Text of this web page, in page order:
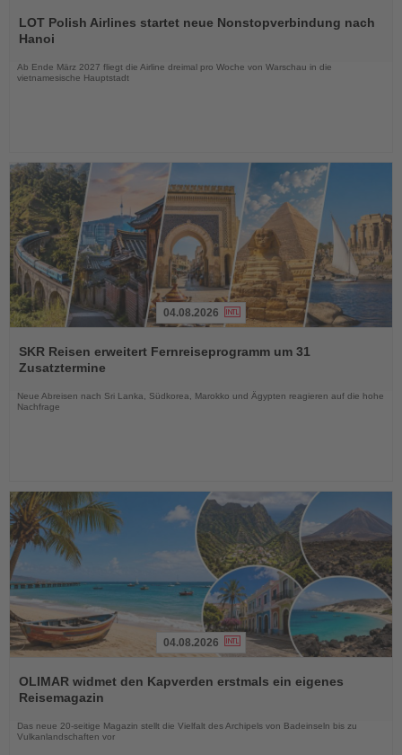
Sie
die
LOT Polish Airlines startet neue Nonstopverbindung nach
Hanoi
Ab Ende März 2027 fliegt die Airline dreimal pro Woche von Warschau in die
vietnamesische Hauptstadt
Sie
die
04.08.2026
SKR Reisen erweitert Fernreiseprogramm um 31
Zusatztermine
Neue Abreisen nach Sri Lanka, Südkorea, Marokko und Ägypten reagieren auf die hohe
Nachfrage
Sie
die
Nachrichten
04.08.2026
OLIMAR widmet den Kapverden erstmals ein eigenes
Reisemagazin
Das neue 20-seitige Magazin stellt die Vielfalt des Archipels von Badeinseln bis zu
Vulkanlandschaften vor